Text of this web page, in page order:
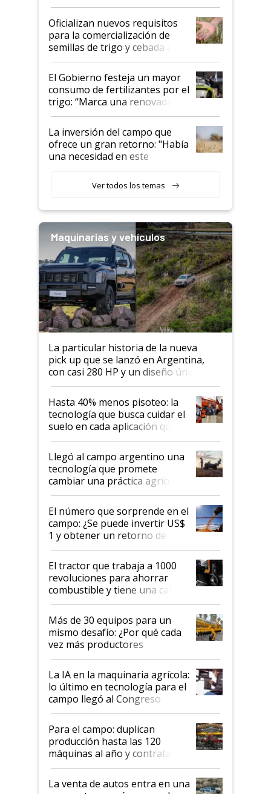
Oficializan nuevos requisitos
para la comercialización de
semillas de trigo y cebada a
granel
El Gobierno festeja un mayor
consumo de fertilizantes por el
trigo: “Marca una renovada
confianza de los productores”
La inversión del campo que
ofrece un gran retorno: "Había
una necesidad en este
Ver todos los temas
Maquinarias y vehículos
La particular historia de la nueva
pick up que se lanzó en Argentina,
con casi 280 HP y un diseño único: a
cuánto se vende
Hasta 40% menos pisoteo: la
tecnología que busca cuidar el
suelo en cada aplicación que
llevó Jacto al Congreso
Aapresid 2026
Llegó al campo argentino una
tecnología que promete
cambiar una práctica agrícola
clave: ¿Y si analizar el suelo
fuera tan simple como apretar
un botón?
El número que sorprende en el
campo: ¿Se puede invertir US$
1 y obtener un retorno de
hasta US$ 10 en agricultura?
El tractor que trabaja a 1000
revoluciones para ahorrar
combustible y tiene una cabina
que parece una computadora:
lo último en el mundo,
disponible en Argentina
Más de 30 equipos para un
mismo desafío: ¿Por qué cada
vez más productores
incorporan fertilizante bajo
tierra?
La IA en la maquinaria agrícola:
lo último en tecnología para el
campo llegó al Congreso
Aapresid 2026
Para el campo: duplican
producción hasta las 120
máquinas al año y contratan
especialistas de la industria
automotriz para lograrlo
La venta de autos entra en una